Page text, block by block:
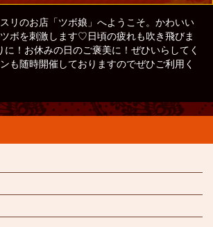
リのお店「ツボ娘」へようこそ。かわいい
ボを刺激します♡日頃の疲れも吹き飛びま
に！お休みの日のご褒美に！ぜひいらしてく
も随時開催しておりますのでぜひご利用く